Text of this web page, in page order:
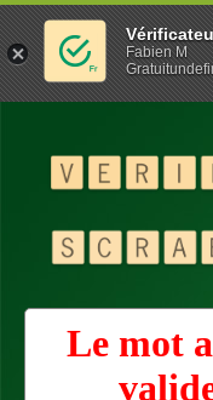
Le mot
Fabien M